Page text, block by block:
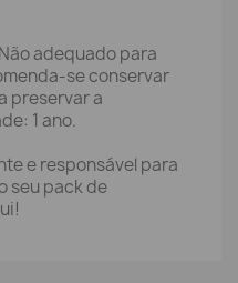
Não adequado para
se conservar
preservar a
1 ano.
e responsável para
seu pack de